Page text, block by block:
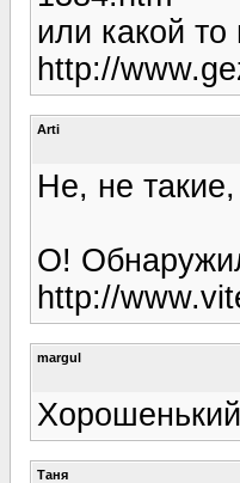
или какой то
http://
Arti
Не, не
О!
http://
margul
Таня